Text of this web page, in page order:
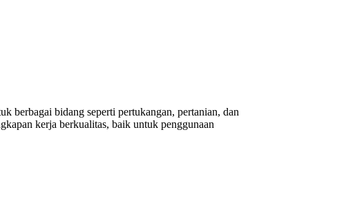
berbagai bidang seperti pertukangan, pertanian, dan
kerja berkualitas, baik untuk penggunaan